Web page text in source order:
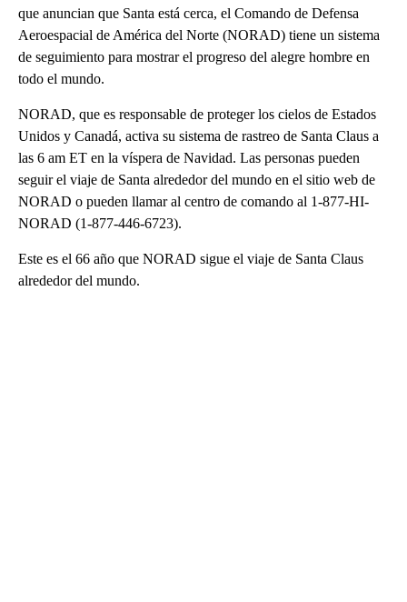
que anuncian que Santa está cerca, el Comando de Defensa
Aeroespacial de América del Norte (NORAD) tiene un sistema
de seguimiento para mostrar el progreso del alegre hombre en
todo el mundo.
NORAD, que es responsable de proteger los cielos de Estados
Unidos y Canadá, activa su sistema de rastreo de Santa Claus a
las 6 am ET en la víspera de Navidad. Las personas pueden
seguir el viaje de Santa alrededor del mundo en el sitio web de
NORAD o pueden llamar al centro de comando al 1-877-HI-
NORAD (1-877-446-6723).
Este es el 66 año que NORAD sigue el viaje de Santa Claus
alrededor del mundo.